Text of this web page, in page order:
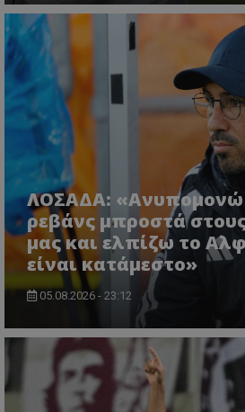
ΛΟΣΑΔΑ: «Ανυπομονώ
ρεβάνς μπροστά
μας και ελπίζω το
είναι κατάμεστο»
05.08.2026 - 23:12